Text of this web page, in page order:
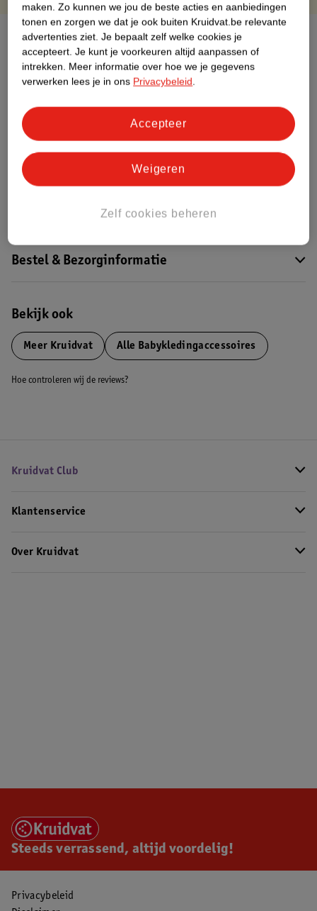
Over dit product
Productinformatie
Etiketinformatie
Nature Impact Score
Dit product heeft (nog) geen Nature
Impact Score.
Bestel & Bezorginformatie
Bekijk ook
Meer Kruidvat Alle Babykledingaccessoires
Hoe controleren wij de reviews?
Kruidvat Club
Klantenservice
Over Kruidvat
Steeds verrassend, altijd voordelig!
Privacybeleid
maken. Zo kunnen we jou de beste acties en aanbiedingen
tonen en zorgen we dat je ook buiten Kruidvat.be relevante
advertenties ziet. Je bepaalt zelf welke cookies je
accepteert. Je kunt je voorkeuren altijd aanpassen of
intrekken. Meer informatie over hoe we je gegevens
verwerken lees je in ons Privacybeleid.
Zelf cookies beheren
Weigeren
Accepteer